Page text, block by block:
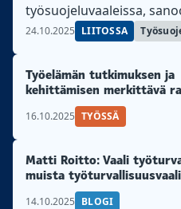
työsuojeluvaaleissa,
Äänioikeuden
24.10.2025 LIITOSSA
Työelämän tutkimuksen ja
kehittämisen merkittävä
16.10.2025 TYÖSSÄ
Matti Roitto: Vaali
muista
14.10.2025 BLOGI